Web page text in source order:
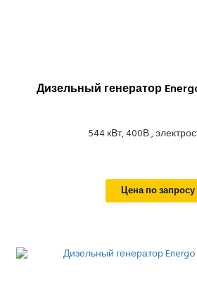
Дизельный генератор
544 кВт, 400В ,
Цена по запросу